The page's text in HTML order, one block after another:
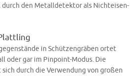
durch den Metalldetektor als Nichteisen-
in Schützengräben ortet
oder gar im Pinpoint-Modus. Die
durch die Verwendung von großen